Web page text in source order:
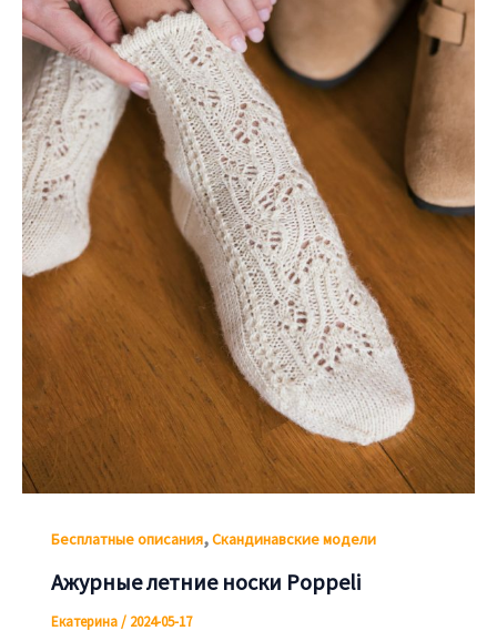
Бесплатные описания,Скандинавские модели
Ажурные летние носки Poppeli
Екатерина/ 2024-05-17